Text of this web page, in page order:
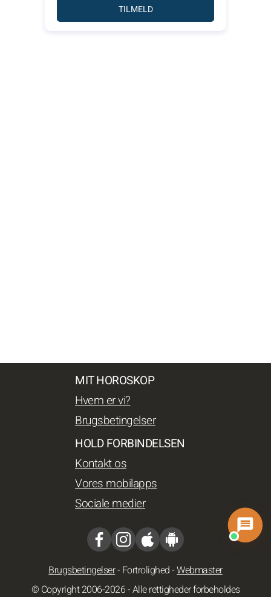
TILMELD
MIT HOROSKOP
Hvem er vi?
Brugsbetingelser
HOLD FORBINDELSEN
Kontakt os
Vores mobilapps
Sociale medier
Brugsbetingelser- Fortrolighed-Webmaster
© Copyright 2006-2026 - Alle rettigheder forbeholdes